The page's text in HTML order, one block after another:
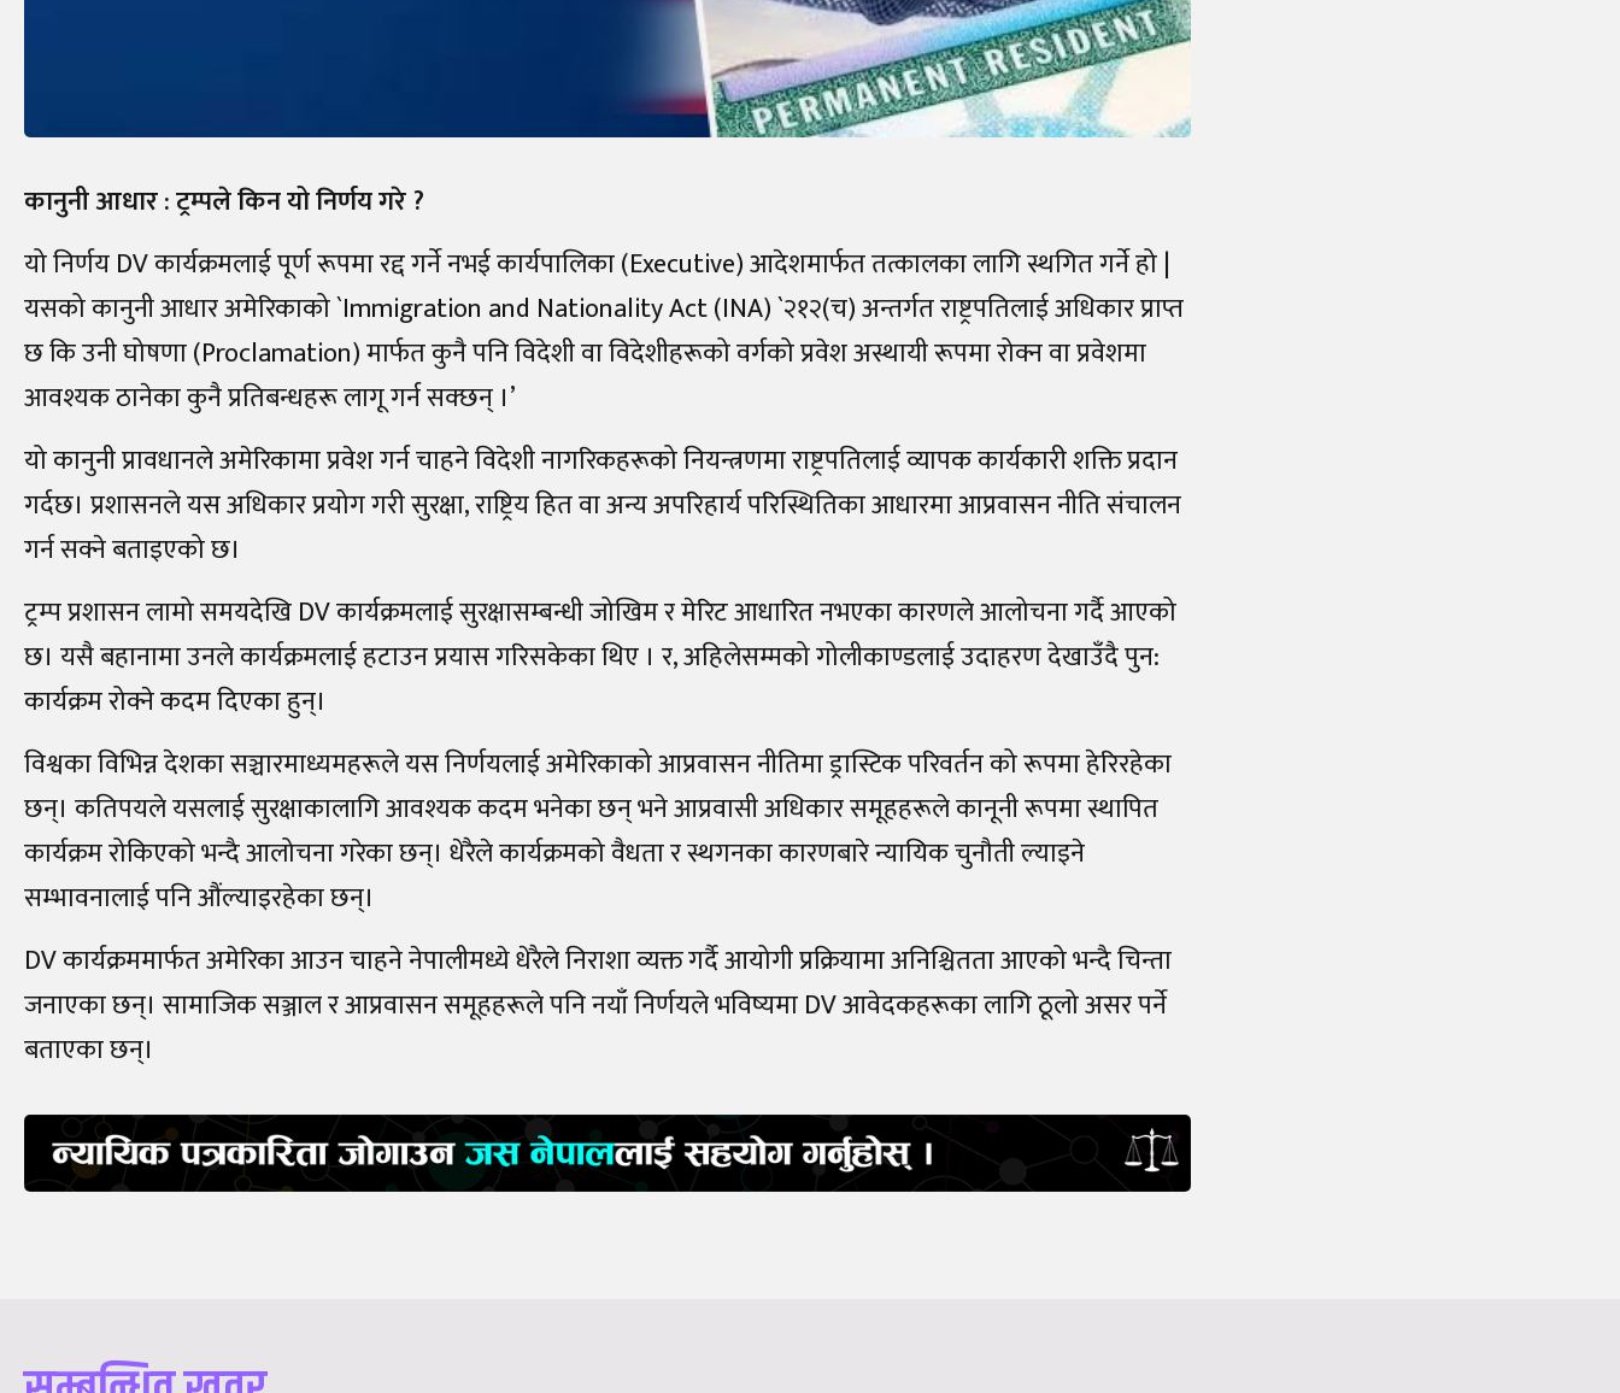
कानुनी आधार : ट्रम्पले किन यो निर्णय गरे ?
यो निर्णय DV कार्यक्रमलाई पूर्ण रूपमा रद्द गर्ने नभई कार्यपालिका (Executive) आदेशमार्फत तत्कालका लागि स्थगित गर्ने हो |
यसको कानुनी आधार अमेरिकाको `Immigration and Nationality Act (INA) `२१२(च) अन्तर्गत राष्ट्रपतिलाई अधिकार प्राप्त
छ कि उनी घोषणा (Proclamation) मार्फत कुनै पनि विदेशी वा विदेशीहरूको वर्गको प्रवेश अस्थायी रूपमा रोक्न वा प्रवेशमा
आवश्यक ठानेका कुनै प्रतिबन्धहरू लागू गर्न सक्छन् ।’
यो कानुनी प्रावधानले अमेरिकामा प्रवेश गर्न चाहने विदेशी नागरिकहरूको नियन्त्रणमा राष्ट्रपतिलाई व्यापक कार्यकारी शक्ति प्रदान
गर्दछ। प्रशासनले यस अधिकार प्रयोग गरी सुरक्षा, राष्ट्रिय हित वा अन्य अपरिहार्य परिस्थितिका आधारमा आप्रवासन नीति संचालन
गर्न सक्ने बताइएको छ।
ट्रम्प प्रशासन लामो समयदेखि DV कार्यक्रमलाई सुरक्षासम्बन्धी जोखिम र मेरिट आधारित नभएका कारणले आलोचना गर्दै आएको
छ। यसै बहानामा उनले कार्यक्रमलाई हटाउन प्रयास गरिसकेका थिए । र, अहिलेसम्मको गोलीकाण्डलाई उदाहरण देखाउँदै पुन:
कार्यक्रम रोक्ने कदम दिएका हुन्।
विश्वका विभिन्न देशका सञ्चारमाध्यमहरूले यस निर्णयलाई अमेरिकाको आप्रवासन नीतिमा ड्रास्टिक परिवर्तन को रूपमा हेरिरहेका
छन्। कतिपयले यसलाई सुरक्षाकालागि आवश्यक कदम भनेका छन् भने आप्रवासी अधिकार समूहहरूले कानूनी रूपमा स्थापित
कार्यक्रम रोकिएको भन्दै आलोचना गरेका छन्। धेरैले कार्यक्रमको वैधता र स्थगनका कारणबारे न्यायिक चुनौती ल्याइने
सम्भावनालाई पनि औंल्याइरहेका छन्।
DV कार्यक्रममार्फत अमेरिका आउन चाहने नेपालीमध्ये धेरैले निराशा व्यक्त गर्दै आयोगी प्रक्रियामा अनिश्चितता आएको भन्दै चिन्ता
जनाएका छन्। सामाजिक सञ्जाल र आप्रवासन समूहहरूले पनि नयाँ निर्णयले भविष्यमा DV आवेदकहरूका लागि ठूलो असर पर्ने
बताएका छन्।